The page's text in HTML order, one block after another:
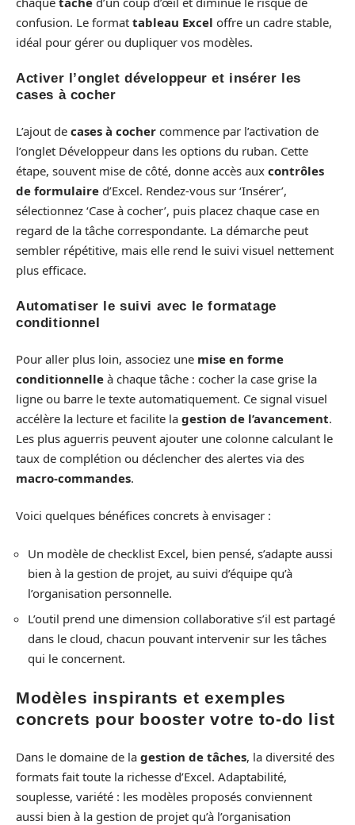
confusion. Le format tableau Excel offre un cadre stable,
idéal pour gérer ou dupliquer vos modèles.
Activer l’onglet développeur et insérer les
cases à cocher
L’ajout de cases à cocher commence par l’activation de
l’onglet Développeur dans les options du ruban. Cette
étape, souvent mise de côté, donne accès aux contrôles
de formulaire d’Excel. Rendez-vous sur ‘Insérer’,
sélectionnez ‘Case à cocher’, puis placez chaque case en
regard de la tâche correspondante. La démarche peut
sembler répétitive, mais elle rend le suivi visuel nettement
plus efficace.
Automatiser le suivi avec le formatage
conditionnel
Pour aller plus loin, associez une mise en forme
conditionnelle à chaque tâche : cocher la case grise la
ligne ou barre le texte automatiquement. Ce signal visuel
accélère la lecture et facilite la gestion de l’avancement.
Les plus aguerris peuvent ajouter une colonne calculant le
taux de complétion ou déclencher des alertes via des
macro-commandes.
Voici quelques bénéfices concrets à envisager :
Un modèle de checklist Excel, bien pensé, s’adapte aussi
bien à la gestion de projet, au suivi d’équipe qu’à
l’organisation personnelle.
L’outil prend une dimension collaborative s’il est partagé
dans le cloud, chacun pouvant intervenir sur les tâches
qui le concernent.
Modèles inspirants et exemples
concrets pour booster votre to-do list
Dans le domaine de la gestion de tâches, la diversité des
formats fait toute la richesse d’Excel. Adaptabilité,
souplesse, variété : les modèles proposés conviennent
aussi bien à la gestion de projet qu’à l’organisation